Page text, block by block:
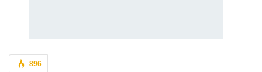
896